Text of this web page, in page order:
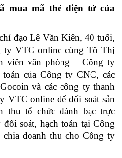
mua mã thẻ điện tử của
đạo Lê Văn Kiên, 40 tuổi,
ty VTC online cùng Tô Thị
viên văn phòng – Công ty
của Công ty CNC, các
và các công ty thanh
VTC online để đối soát sản
thu tổ chức đánh bạc trực
soát, hạch toán tại Công
doanh thu cho Công ty